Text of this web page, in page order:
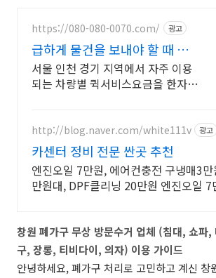
https://080-080-0070.com/ 광고
급하게 물건을 보내야 할 때 서
류문서 샘플 당일 긴급배송
서울 인천 경기 지역에서 자주 이용
되는 차량별 퀵서비스요금을 한자리
급속으로 지금 출발! 하나
http://blog.naver.com/white111v 광고
카센터 정비 전문 싼곳 추천
엔진오일 7만원, 에어컨충전 구냉매3
만원대, DPF클리닝 20만원 엔진오일 7
창원 폐가구 무상 방문수거 업체 (침대, 쇼파,
구, 장롱, 티비다이, 의자) 이용 가이드
안녕하세요, 폐가구 처리로 고민하고 계신 창